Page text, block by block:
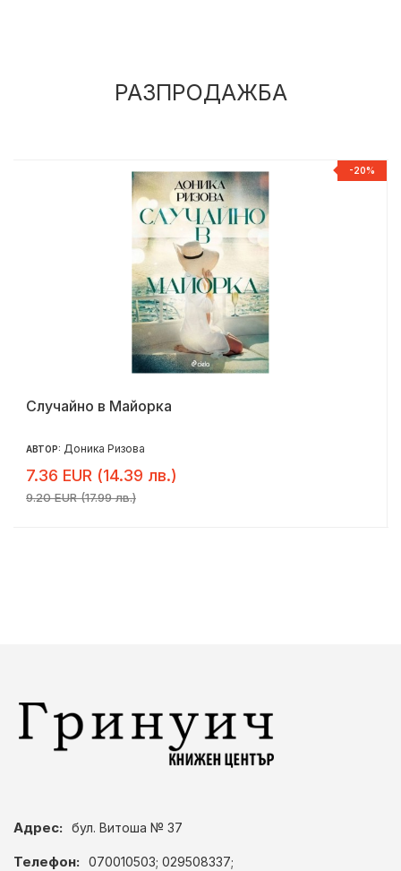
РАЗПРОДАЖБА
-20%
Случайно в Майорка
АВТОР: Доника Ризова
7.36 EUR (14.39 лв.)
9.20 EUR (17.99 лв.)
Адрес: бул. Витоша № 37
Телефон: 070010503; 029508337;